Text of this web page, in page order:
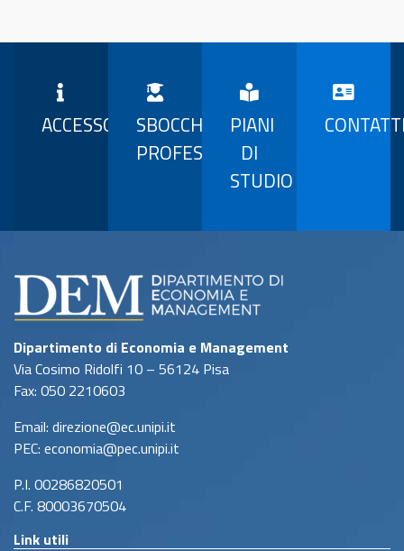
ACCESSO
SBOCCHI
PROFESSIONALI
PIANI
DI
STUDIO
Dipartimento di Economia e Management
Via Cosimo Ridolfi 10 – 56124 Pisa
Fax: 050 2210603
Email: direzione@ec.unipi.it
PEC: economia@pec.unipi.it
P.I. 00286820501
C.F. 80003670504
Link utili